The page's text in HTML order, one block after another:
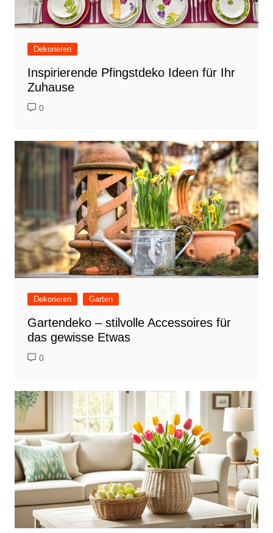
Dekorieren
Inspirierende Pfingstdeko Ideen für Ihr
Zuhause
0
Dekorieren Garten
Gartendeko – stilvolle Accessoires für
das gewisse Etwas
0